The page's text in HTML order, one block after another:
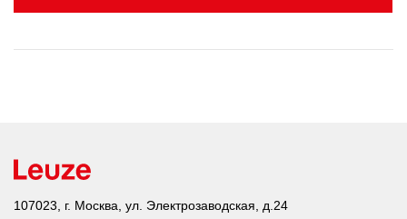
107023, г. Москва, ул. Электрозаводская, д.24